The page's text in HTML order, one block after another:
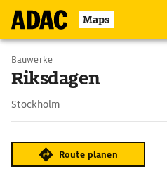
Maps
Bauwerke
Riksdagen
Stockholm
Route planen